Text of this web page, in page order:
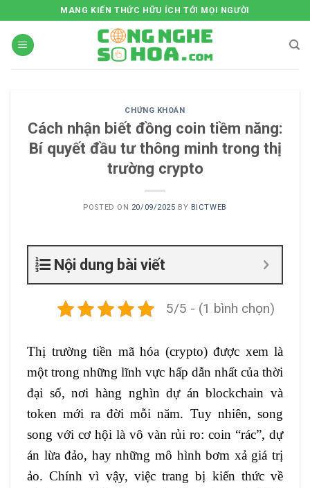
to
content
MANG KIẾN THỨC HỮU ÍCH TỚI MỌI NGƯỜI
CHỨNG KHOÁN
Cách nhận biết đồng coin tiềm năng:
Bí quyết đầu tư thông minh trong thị
trường crypto
POSTED ON 20/09/2025 BY BICTWEB
Nội dung bài viết
5/5 - (1 bình chọn)
Thị trường tiền mã hóa (crypto) được xem là
một trong những lĩnh vực hấp dẫn nhất của thời
đại số, nơi hàng nghìn dự án blockchain và
token mới ra đời mỗi năm. Tuy nhiên, song
song với cơ hội là vô vàn rủi ro: coin “rác”, dự
án lừa đảo, hay những mô hình bơm xả giá trị
ảo. Chính vì vậy, việc trang bị kiến thức về